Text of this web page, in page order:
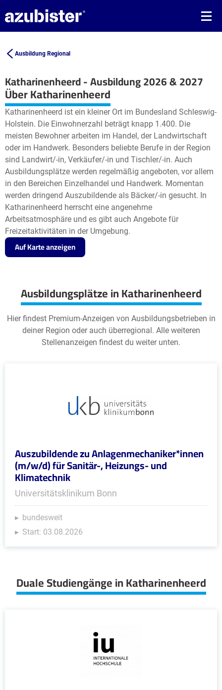
Ausbildung Regional
Katharinenheerd - Ausbildung 2026 & 2027
+
−
Leaflet| © OpenStreetMap2contributors
Über Katharinenheerd
Katharinenheerd ist ein kleiner Ort im Bundesland Schleswig-
Holstein. Die Einwohnerzahl beträgt knapp 1.400. Die
meisten Bewohner arbeiten im Handel, der Landwirtschaft
oder im Handwerk. Besonders beliebte Berufe in der Region
sind Landwirt/-in, Verkäufer/-in und Tischler/-in. Auch
Ausbildungsplätze werden regelmäßig angeboten, vor allem
in den Bereichen Einzelhandel und Handwerk. Momentan
werden dringend Auszubildende als Bäcker/-in gesucht. In
Katharinenheerd herrscht eine angenehme
Arbeitsatmosphäre und es gibt auch Angebote für
Freizeitaktivitäten in der Umgebung.
Auf Karte anzeigen
Ausbildungsplätze in Katharinenheerd
Hier findest Premium-Anzeigen von Ausbildungsbetrieben in
deiner Region oder auch überregional. Alle weiteren
Stellenanzeigen findest du weiter unten.
Auszubildende zu Anlagenmechaniker*innen
(m/w/d) für Sanitär-, Heizungs- und
Klimatechnik
Universitätsklinikum Bonn
bundesweit
Start: 03.08.2026
Duale Studiengänge in Katharinenheerd